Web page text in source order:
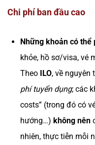
Chi phí ban đầu cao
Những khoản có thể
khỏe, hồ sơ/visa, vé
Theo ILO, về nguyên
phí tuyển dụng; các
costs” (trong đó có
hướng…) không nên
nhiên, thực tiễn mỗi